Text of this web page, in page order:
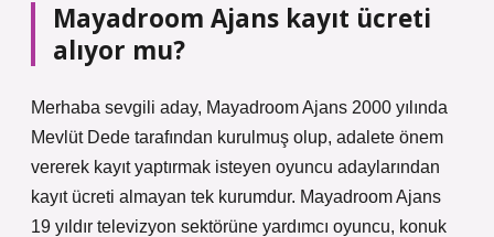
Mayadroom Ajans kayıt ücreti
alıyor mu?
Merhaba sevgili aday, Mayadroom Ajans 2000 yılında
Mevlüt Dede tarafından kurulmuş olup, adalete önem
vererek kayıt yaptırmak isteyen oyuncu adaylarından
kayıt ücreti almayan tek kurumdur. Mayadroom Ajans
19 yıldır televizyon sektörüne yardımcı oyuncu, konuk